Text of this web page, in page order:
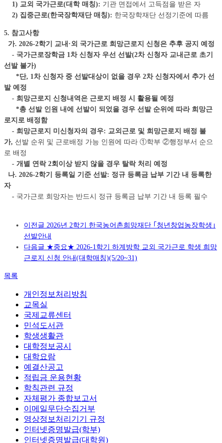
1) 교외 국가근로(대학 매칭): 기관 면접에서 고득점을 받은 자
2) 집중근로(한국장학재단 매칭): 한국장학재단 선정기준에 따름
5. 참고사항
가. 2026-2학기 교내·외 국가근로 희망근로지 신청은 추후 공지 예정
- 국가근로장학금 1차 신청자 우선 선발(2차 신청자 교내근로 초기
선발 불가)
*단, 1차 신청자 중 선발대상이 없을 경우 2차 신청자에서 추가 선
발 예정
- 희망근로지 신청내역은 근로지 배정 시 활용될 예정
*총 선발 인원 내에 선발이 되었을 경우 선발 순위에 따라 희망근
로지로 배정함
- 희망근로지 미신청자의 경우: 교외근로 및 희망근로지 배정 불
가, 선발 순위 및 근로배정 가능 인원에 따라 ①학부 ②행정부서 순으
로 배정
- 개별 연락 2회이상 받지 않을 경우 탈락 처리 예정
나. 2026-2학기 등록일 기준 선발: 정규 등록금 납부 기간 내 등록한
자
- 국가근로 희망자는 반드시 정규 등록금 납부 기간 내 등록 필수
이전글 2026년 2학기 한국농어촌희망재단 ｢청년창업농장학생｣
선발안내
다음글 ★중요★ 2026-1학기 하계방학 교외 국가근로 학생 희망
근로지 신청 안내(대학매칭)(5/20~31)
목록
개인정보처리방침
교목실
국제교류센터
민석도서관
학생생활관
대학정보공시
대학요람
예결산공고
적립금 운용현황
학칙관련 규정
자체평가 종합보고서
이메일무단수집거부
영상정보처리기기 규정
인터넷증명발급(학부)
인터넷증명발급(대학원)